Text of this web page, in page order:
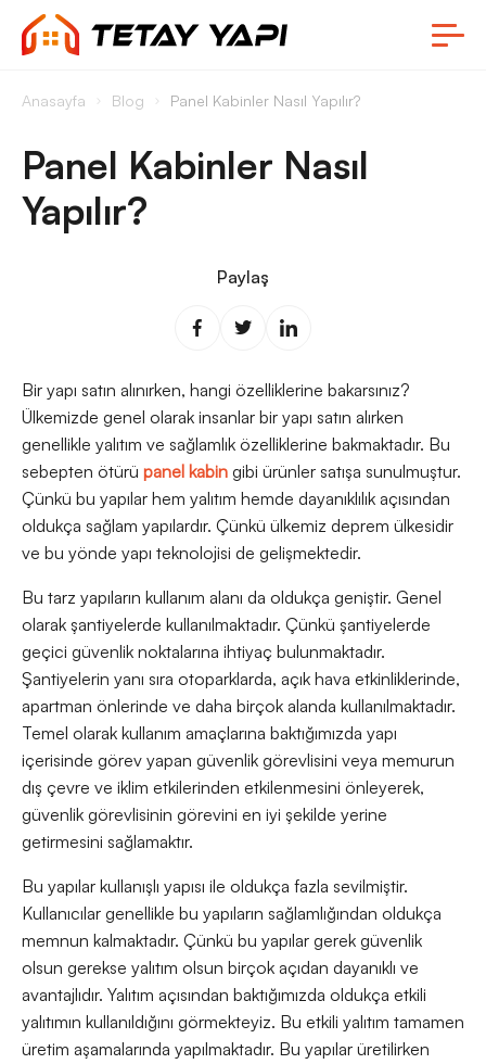
Anasayfa Blog Panel Kabinler Nasıl Yapılır?
Panel Kabinler Nasıl
Yapılır?
Paylaş
Bir yapı satın alınırken, hangi özelliklerine bakarsınız?
Ülkemizde genel olarak insanlar bir yapı satın alırken
genellikle yalıtım ve sağlamlık özelliklerine bakmaktadır. Bu
sebepten ötürü panel kabin gibi ürünler satışa sunulmuştur.
Çünkü bu yapılar hem yalıtım hemde dayanıklılık açısından
oldukça sağlam yapılardır. Çünkü ülkemiz deprem ülkesidir
ve bu yönde yapı teknolojisi de gelişmektedir.
Bu tarz yapıların kullanım alanı da oldukça geniştir. Genel
olarak şantiyelerde kullanılmaktadır. Çünkü şantiyelerde
geçici güvenlik noktalarına ihtiyaç bulunmaktadır.
Şantiyelerin yanı sıra otoparklarda, açık hava etkinliklerinde,
apartman önlerinde ve daha birçok alanda kullanılmaktadır.
Temel olarak kullanım amaçlarına baktığımızda yapı
içerisinde görev yapan güvenlik görevlisini veya memurun
dış çevre ve iklim etkilerinden etkilenmesini önleyerek,
güvenlik görevlisinin görevini en iyi şekilde yerine
getirmesini sağlamaktır.
Bu yapılar kullanışlı yapısı ile oldukça fazla sevilmiştir.
Kullanıcılar genellikle bu yapıların sağlamlığından oldukça
memnun kalmaktadır. Çünkü bu yapılar gerek güvenlik
olsun gerekse yalıtım olsun birçok açıdan dayanıklı ve
avantajlıdır. Yalıtım açısından baktığımızda oldukça etkili
yalıtımın kullanıldığını görmekteyiz. Bu etkili yalıtım tamamen
üretim aşamalarında yapılmaktadır. Bu yapılar üretilirken